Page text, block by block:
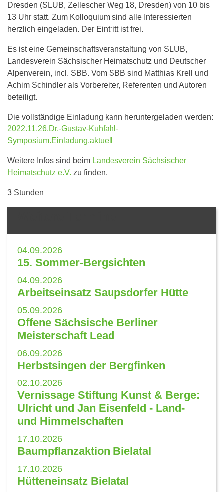
Dresden (SLUB, Zellescher Weg 18, Dresden) von 10 bis
13 Uhr statt. Zum Kolloquium sind alle Interessierten
herzlich eingeladen. Der Eintritt ist frei.
Es ist eine Gemeinschaftsveranstaltung von SLUB,
Landesverein Sächsischer Heimatschutz und Deutscher
Alpenverein, incl. SBB. Vom SBB sind Matthias Krell und
Achim Schindler als Vorbereiter, Referenten und Autoren
beteiligt.
Die vollständige Einladung kann heruntergeladen werden:
2022.11.26.Dr.-Gustav-Kuhfahl-
Symposium.Einladung.aktuell
Weitere Infos sind beim Landesverein Sächsischer
Heimatschutz e.V. zu finden.
3 Stunden
04.09.2026
15. Sommer-Bergsichten
04.09.2026
Arbeitseinsatz Saupsdorfer Hütte
05.09.2026
Offene Sächsische Berliner
Meisterschaft Lead
06.09.2026
Herbstsingen der Bergfinken
02.10.2026
Vernissage Stiftung Kunst & Berge:
Ulricht und Jan Eisenfeld - Land-
und Himmelschaften
17.10.2026
Baumpflanzaktion Bielatal
17.10.2026
Hütteneinsatz Bielatal